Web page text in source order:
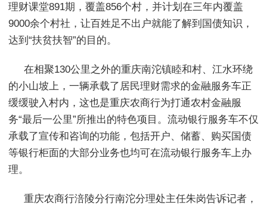
理财课堂891期，覆盖856个村，并计划在三年内覆盖
9000余个村社，让百姓足不出户就能了解到国债知识，
达到“扶贫扶智”的目的。
在相聚130公里之外的重庆南沱镇睦和村、江水环绕
的小山坡上，一辆承载了居民理财需求的金融服务车正
缓缓驶入村内，这也是重庆农商行为打通农村金融服
务“最后一公里”所推出的特色项目。流动银行服务车不仅
承载了宣传和咨询的功能，包括开户、储蓄、购买国债
等银行柜面的大部分业务也均可在流动银行服务车上办
理。
重庆农商行涪陵分行南沱分理处主任朱岗告诉记者，